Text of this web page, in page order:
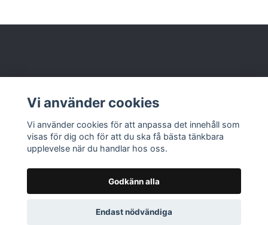
Läs mer
© 2026 Nolbox AB
Vi använder cookies
Vi använder cookies för att anpassa det innehåll som
visas för dig och för att du ska få bästa tänkbara
upplevelse när du handlar hos oss.
Godkänn alla
Endast nödvändiga